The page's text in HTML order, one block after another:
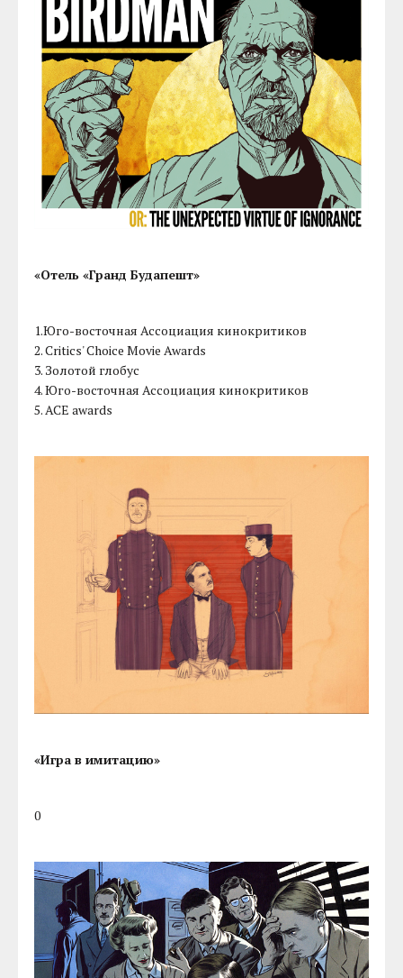
«Отель «Гранд Будапешт»
1.Юго-восточная Ассоциация кинокритиков
2. Critics' Choice Movie Awards
3. Золотой глобус
4. Юго-восточная Ассоциация кинокритиков
5. ACE awards
«Игра в имитацию»
0